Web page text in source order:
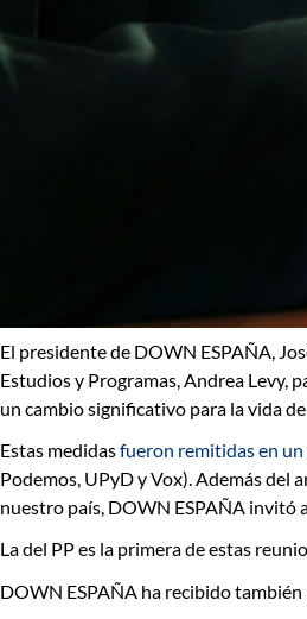
El presidente de DOWN ESPAÑA,
Estudios y Programas, Andrea Levy,
un cambio significativo para la vida
Estas medidasfueron remitidas en un
Podemos, UPyD y Vox). Además del
nuestro país, DOWN ESPAÑA invitó
La del PP es la primera de estas
DOWN ESPAÑA ha recibido